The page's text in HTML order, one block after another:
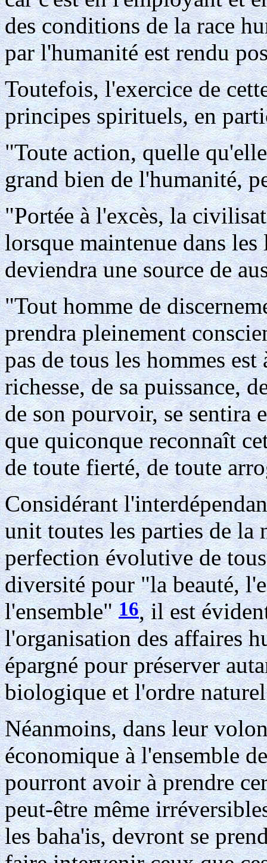
des conditions de la race
par l'humanité est rendu
Toutefois, l'exercice de
principes spirituels, en
"Toute action, quelle
grand bien de l'humanité,
"Portée à l'excès, la
lorsque maintenue dans
deviendra une source de
"Tout homme de
prendra pleinement
pas de tous les hommes
richesse, de sa puissance,
de son pourvoir, se sentira
que quiconque reconnaît
de toute fierté, de toute
Considérant
unit toutes les parties de la
perfection évolutive de
diversité pour "la beauté,
l'ensemble"16, il est
l'organisation des affaires
épargné pour préserver
biologique et l'ordre
Néanmoins, dans leur
économique à l'ensemble
pourront avoir à prendre
peut-être même
les baha'is, devront se